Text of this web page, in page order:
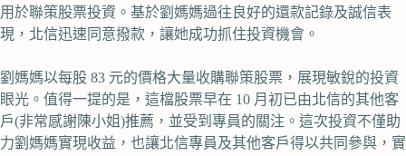
用於聯策股票投資。基於劉媽媽過往良好的還款記錄及誠信表
現，北信迅速同意撥款，讓她成功抓住投資機會。
劉媽媽以每股 83 元的價格大量收購聯策股票，展現敏銳的投資
眼光。值得一提的是，這檔股票早在 10 月初已由北信的其他客
戶(非常感謝陳小姐)推薦，並受到專員的關注。這次投資不僅助
力劉媽媽實現收益，也讓北信專員及其他客戶得以共同參與，實